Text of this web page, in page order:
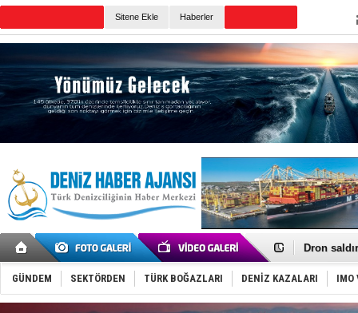
Sitene Ekle Haberler
Gemi
Dron
'REGAL 1'
Gemide 5
Yakıt
Rus
GÜNDEM SEKTÖRDEN TÜRK BOĞAZLARI DENİZ KAZALARI IMO